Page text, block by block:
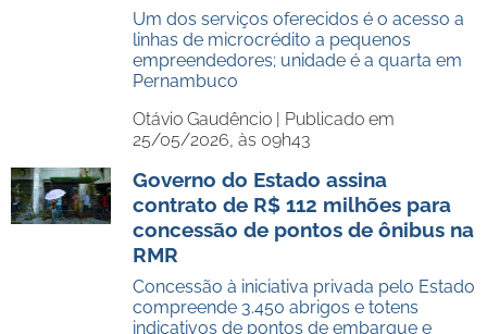
Um dos serviços oferecidos é o acesso a
linhas de microcrédito a pequenos
empreendedores; unidade é a quarta em
Pernambuco
Otávio Gaudêncio | Publicado em
25/05/2026, às 09h43
Governo do Estado assina
contrato de R$ 112 milhões para
concessão de pontos de ônibus na
RMR
Concessão à iniciativa privada pelo Estado
compreende 3.450 abrigos e totens
indicativos de pontos de embarque e